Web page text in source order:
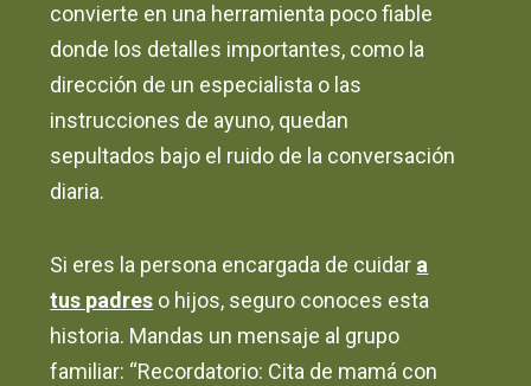
convierte en una herramienta poco fiable
donde los detalles importantes, como la
dirección de un especialista o las
instrucciones de ayuno, quedan
sepultados bajo el ruido de la conversación
diaria.
Si eres la persona encargada de cuidar a
tus padres o hijos, seguro conoces esta
historia. Mandas un mensaje al grupo
familiar: “Recordatorio: Cita de mamá con